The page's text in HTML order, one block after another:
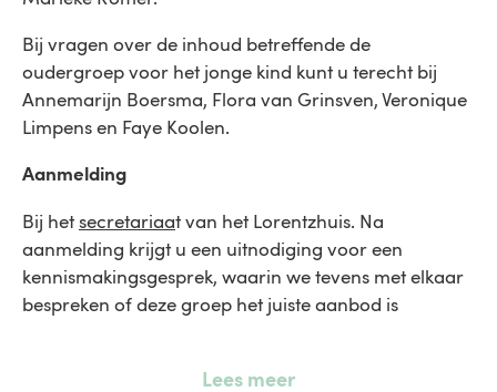
Bij vragen over de inhoud betreffende de
oudergroep voor het jonge kind kunt u terecht bij
Annemarijn Boersma, Flora van Grinsven, Veronique
Limpens en Faye Koolen.
Aanmelding
Bij het secretariaat van het Lorentzhuis. Na
aanmelding krijgt u een uitnodiging voor een
kennismakingsgesprek, waarin we tevens met elkaar
bespreken of deze groep het juiste aanbod is
Lees meer